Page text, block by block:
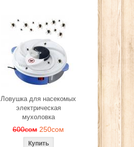
Ловушка для насекомых
электрическая
мухоловка
600сом 250сом